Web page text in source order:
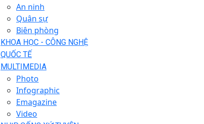
An ninh
Quân sự
Biên phòng
KHOA HỌC - CÔNG NGHỆ
QUỐC TẾ
MULTIMEDIA
Photo
Infographic
Emagazine
Video